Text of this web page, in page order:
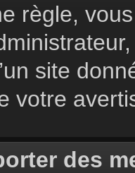
règle,
site
votre
des